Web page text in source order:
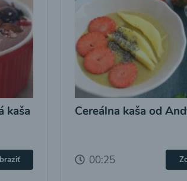
kaša
Cereálna kaša od
00:25